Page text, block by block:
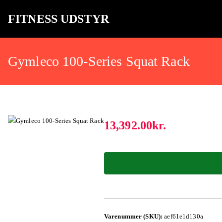
FITNESS UDSTYR
Gymleco 100-Series Squat Rack
13,392.00kr.
Varenummer (SKU):aef61e1d130a